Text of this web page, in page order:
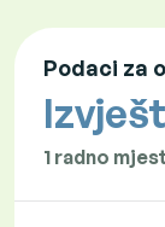
Podaci za
1 radno